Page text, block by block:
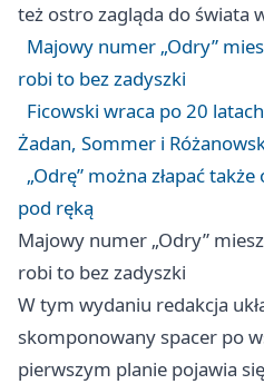
też ostro zagląda do świata
Majowy numer „Odry”
robi to bez zadyszki
Ficowski wraca po 20
Żadan, Sommer i
„Odrę” można złapać
pod ręką
Majowy numer „Odry”
robi to bez zadyszki
W tym wydaniu redakcja
skomponowany spacer po
pierwszym planie pojawia